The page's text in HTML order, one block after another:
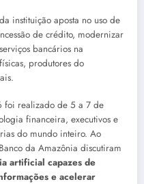
instituição aposta no uso de
de crédito, modernizar
bancários na
produtores do
foi realizado de 5 a 7 de
financeira, executivos e
do mundo inteiro. Ao
da Amazônia discutiram
artificial capazes de
e acelerar